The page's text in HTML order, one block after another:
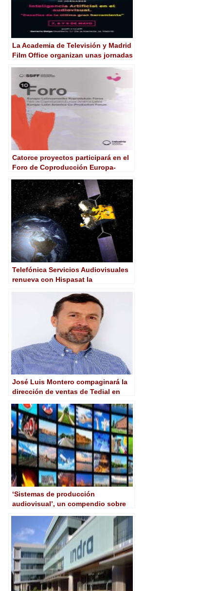
La Academia de Televisión y Madrid
Film Office organizan unas jornadas
Catorce proyectos participará en el
Foro de Coproducción Europa-
Telefónica Servicios Audiovisuales
renueva con Hispasat la
en América Latina
José Luis Montero compaginará la
dirección de ventas de Tedial en
‘Sistemas de producción
audiovisual’, un compendio sobre
mantenimiento de sistemas
audiovisuales